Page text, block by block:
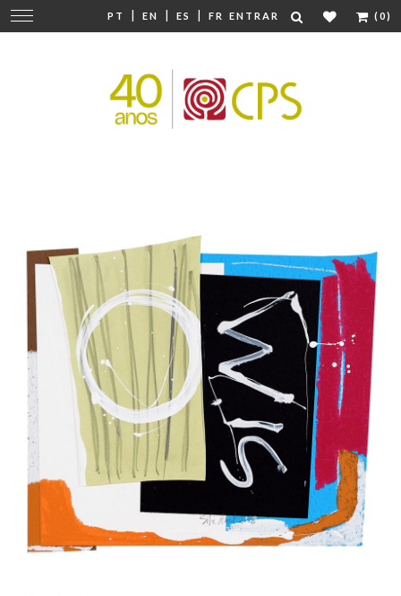
PT | EN | ES | FR ENTRAR (0)
Mudar
navegação